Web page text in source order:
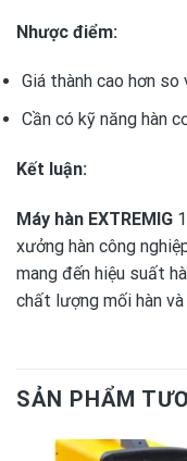
Nhược điểm:
Giá thành cao hơn
Cần có kỹ năng hàn
Kết luận:
Máy hàn EXTREMIG
xưởng hàn công
mang đến hiệu suất
chất lượng mối hàn
SẢN PHẨM